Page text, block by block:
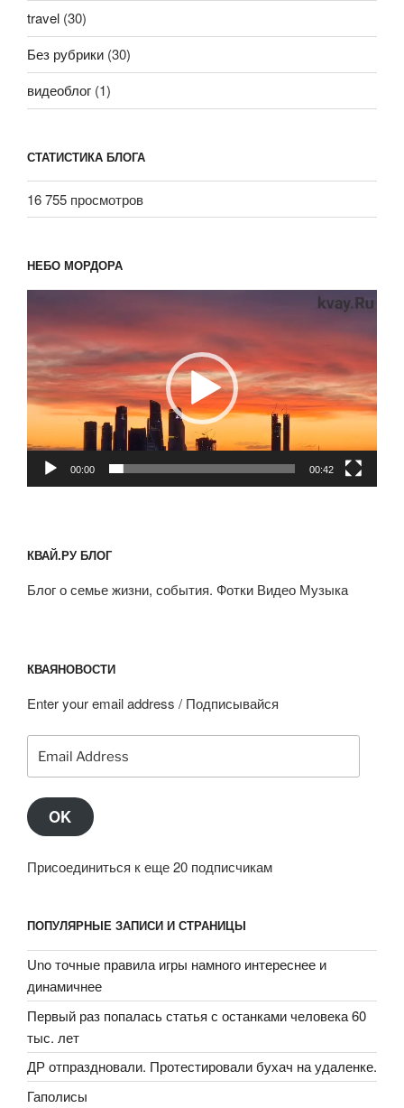
travel (30)
Без рубрики (30)
видеоблог (1)
СТАТИСТИКА БЛОГА
16 755 просмотров
НЕБО МОРДОРА
00:00 00:42
КВАЙ.РУ БЛОГ
Блог о семье жизни, события. Фотки Видео Музыка
КВАЯНОВОСТИ
Enter your email address / Подписывайся
Address
OK
Присоединиться к еще 20 подписчикам
ПОПУЛЯРНЫЕ ЗАПИСИ И СТРАНИЦЫ
Uno точные правила игры намного интереснее и
динамичнее
Первый раз попалась статья с останками человека 60
тыс. лет
ДР отпраздновали. Протестировали бухач на удаленке.
Гаполисы